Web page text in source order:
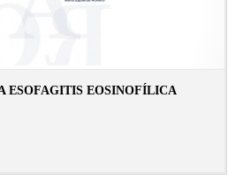
ESOFAGITIS EOSINOFÍLICA